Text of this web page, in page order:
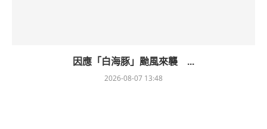
因應「白海豚」颱風來襲 ...
2026-08-07 13:48